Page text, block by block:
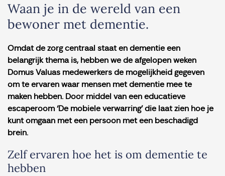
Waan je in de wereld van een
bewoner met dementie.
Omdat de zorg centraal staat en dementie een
belangrijk thema is, hebben we de afgelopen weken
Domus Valuas medewerkers de mogelijkheid gegeven
om te ervaren waar mensen met dementie mee te
maken hebben. Door middel van een educatieve
escaperoom ‘De mobiele verwarring’ die laat zien hoe je
kunt omgaan met een persoon met een beschadigd
brein.
Zelf ervaren hoe het is om dementie te
hebben